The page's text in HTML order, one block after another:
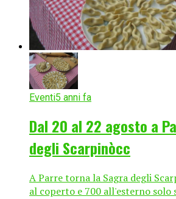
Eventi5 anni fa
Dal 20 al 22 agosto a
degli Scarpinòcc
A Parre torna la Sagra degli
al coperto e 700 all'esterno solo